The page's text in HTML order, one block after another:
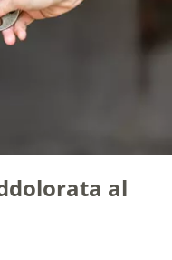
al